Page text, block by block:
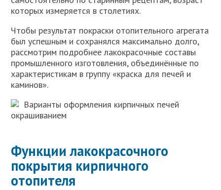
которых измеряется в столетиях.
Чтобы результат покраски отопительного агрегата
был успешным и сохранялся максимально долго,
рассмотрим подробнее лакокрасочные составы
промышленного изготовления, объединённые по
характеристикам в группу «краска для печей и
каминов».
Варианты оформления кирпичных печей
окрашиванием
Функции лакокрасочного
покрытия кирпичного
отопителя